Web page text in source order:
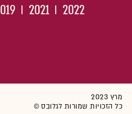
2021 2022
מרץ 2023
כל הזכויות שמורות לגלובס ©